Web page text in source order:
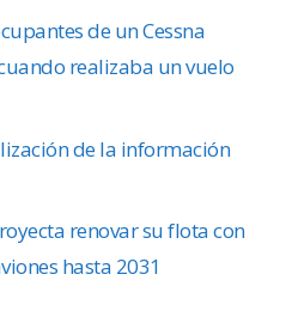
de un Cessna
realizaba un vuelo
de la información
renovar su flota con
hasta 2031